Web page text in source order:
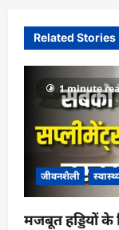
g
Related Stories
1 minute
जीवनशैली
मजबूत हड्डियों